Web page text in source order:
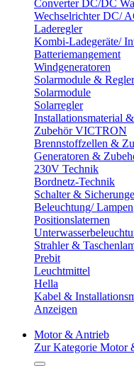
Converter DC/DC
Wechselrichter DC/
Laderegler
Kombi-Ladegeräte/
Batteriemangement
Windgeneratoren
Solarmodule & Regler
Solarmodule
Solarregler
Installationsmaterial
Zubehör VICTRON
Brennstoffzellen &
Generatoren &
230V Technik
Bordnetz-Technik
Schalter &
Beleuchtung/ Lampen
Positionslaternen
Strahler &
Prebit
Leuchtmittel
Hella
Kabel &
Anzeigen
Motor & Antrieb
Zur Kategorie Motor